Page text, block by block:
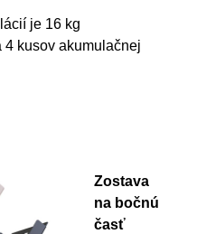
je 16 kg
4 kusov akumulačnej
Zostava
na bočnú
časť